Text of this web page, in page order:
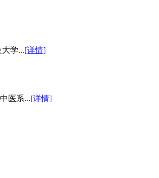
学...[详情]
医系...[详情]